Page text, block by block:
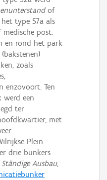
of
type 57a als
post.
en rond het park
zoals
enzovoort. Ten
werd een
ter
met
Plein
drie bunkers
Ständige Ausbau,